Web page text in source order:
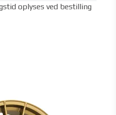
oplyses ved bestilling